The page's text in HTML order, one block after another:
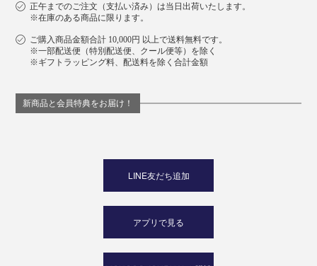
正午までのご注文（支払い済み）は当日出荷いたします。
※在庫のある商品に限ります。
ご購入商品金額合計 10,000円 以上で送料無料です。
※一部配送便（特別配送便、クール便等）を除く
※ギフトラッピング料、配送料を除く合計金額
新商品と会員特典をお届け！
LINE友だち追加
アプリで見る